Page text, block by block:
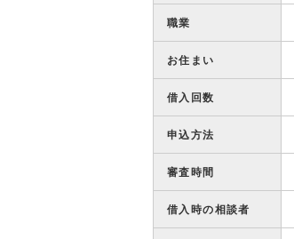
職業
お住まい
借入回数
申込方法
審査時間
借入時の相談者